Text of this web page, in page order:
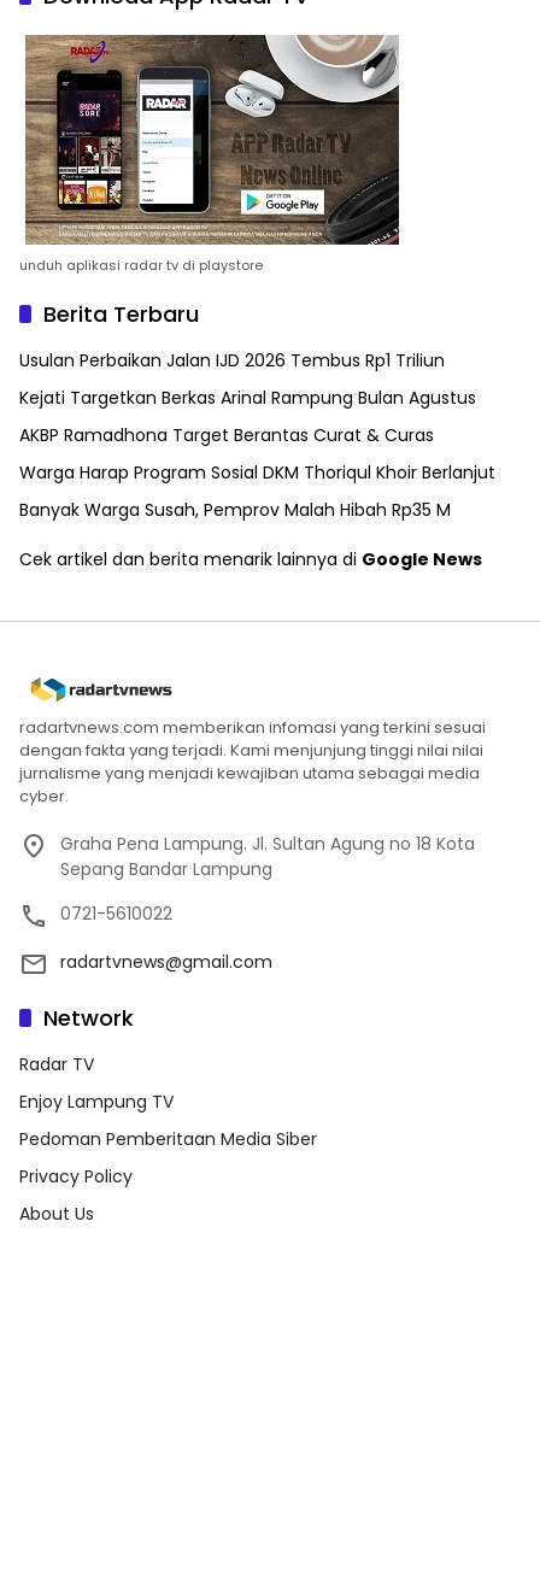
unduh aplikasi radar tv di playstore
Berita Terbaru
Usulan Perbaikan Jalan IJD 2026 Tembus Rp1 Triliun
Kejati Targetkan Berkas Arinal Rampung Bulan Agustus
AKBP Ramadhona Target Berantas Curat & Curas
Warga Harap Program Sosial DKM Thoriqul Khoir Berlanjut
Banyak Warga Susah, Pemprov Malah Hibah Rp35 M
Cek artikel dan berita menarik lainnya di Google News
radartvnews.com memberikan infomasi yang terkini sesuai
dengan fakta yang terjadi. Kami menjunjung tinggi nilai nilai
jurnalisme yang menjadi kewajiban utama sebagai media
cyber.
Graha Pena Lampung. Jl. Sultan Agung no 18 Kota
Sepang Bandar Lampung
0721-5610022
radartvnews@gmail.com
Network
Radar TV
Enjoy Lampung TV
Pedoman Pemberitaan Media Siber
Privacy Policy
About Us